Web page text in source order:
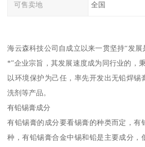
可售卖地 全国
海云森科技公司自成立以来一贯坚持“发
*”企业宗旨，其发展速度成为同行业的，
以环境保护为己任，率先开发出无铅焊锡
洗剂等产品。
有铅锡膏成分
有铅锡膏的成分要看锡膏的种类而定，有
种，有铅锡膏合金中锡和铅是主要成分，